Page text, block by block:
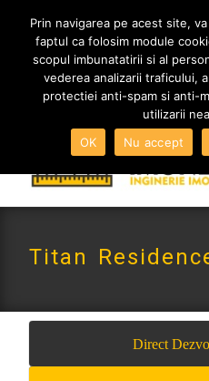
0765 522 734 | 0724 880 890
contact@imoneria.ro
Titan
Direct
MENIU
Prin navigarea pe acest site,
faptul ca folosim module
scopul imbunatatirii si al
vederea analizarii traficului,
protectiei anti-spam si anti-
utilizarii
OK
Nu accept